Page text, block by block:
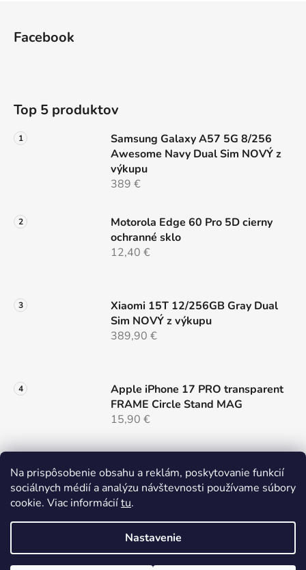
Na prispôsobenie obsahu a reklám, poskytovanie funkcií
sociálnych médií a analýzu návštevnosti používame súbory
cookie. Viac informáciítu.
Nastavenie
v
k
p
i
s
Facebook
Top 5 produktov
Samsung Galaxy A57 5G 8/256
Awesome Navy Dual Sim NOVÝ z
výkupu
389 €
Motorola Edge 60 Pro 5D cierny
ochranné sklo
12,40 €
Xiaomi 15T 12/256GB Gray Dual
Sim NOVÝ z výkupu
389,90 €
Apple iPhone 17 PRO transparent
FRAME Circle Stand MAG
15,90 €
Samsung S26 cierny MAG COVER
LENS
14,90 €